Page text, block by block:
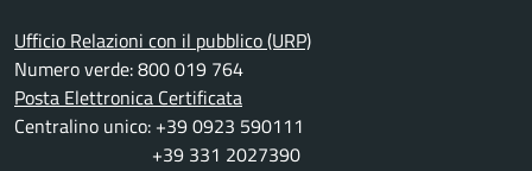
Ufficio Relazioni con il pubblico (URP)
Numero verde: 800 019 764
Posta Elettronica Certificata
Centralino unico: +39 0923 590111
+39 331 2027390